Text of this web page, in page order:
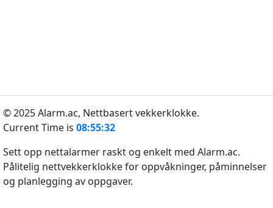
© 2025 Alarm.ac, Nettbasert vekkerklokke.
Current Time is 08:55:32
Sett opp nettalarmer raskt og enkelt med Alarm.ac.
Pålitelig nettvekkerklokke for oppvåkninger, påminnelser
og planlegging av oppgaver.